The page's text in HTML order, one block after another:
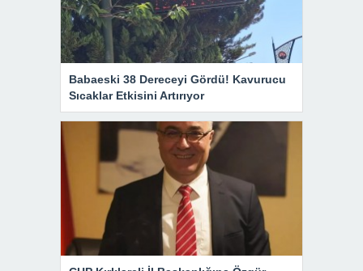
Babaeski 38 Dereceyi Gördü! Kavurucu
Sıcaklar Etkisini Artırıyor